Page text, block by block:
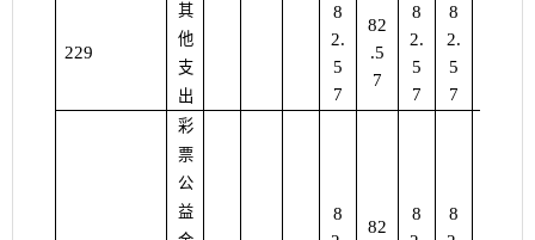
229
其
他
支
出
8
2.
5
7
82
.5
7
8
2.
5
7
8
2.
5
7
彩
票
公
益
8
82
8
8